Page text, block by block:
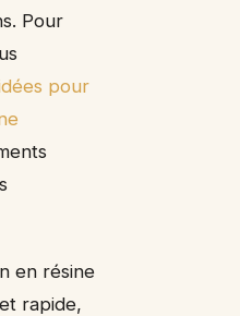
Pour
pour
en résine
rapide,